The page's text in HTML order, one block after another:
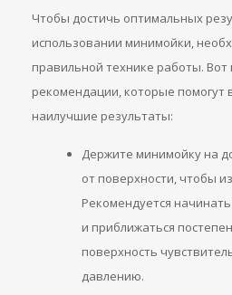
Чтобы достичь оптимальных
использовании минимойки,
правильной технике работы.
рекомендации, которые помогут
наилучшие результаты:
Держите минимойку на
от поверхности, чтобы
Рекомендуется
и приближаться
поверхность
давлению.